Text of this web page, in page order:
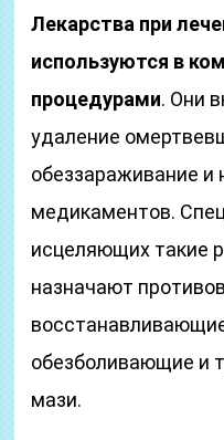
Лекарства при
используются в
процедурами. Они
удаление
обеззараживание и
медикаментов.
исцеляющих такие
назначают
обезболивающие и
мази.